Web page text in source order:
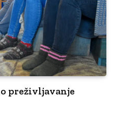
preživljavanje